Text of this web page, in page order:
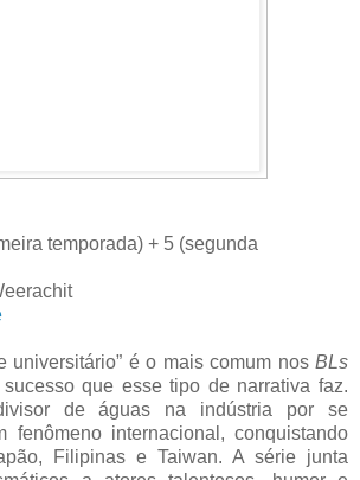
temporada) + 5 (segunda
universitário” é o mais comum nos BLs
que esse tipo de narrativa faz.
de águas na indústria por se
fenômeno internacional, conquistando
Filipinas e Taiwan. A série junta